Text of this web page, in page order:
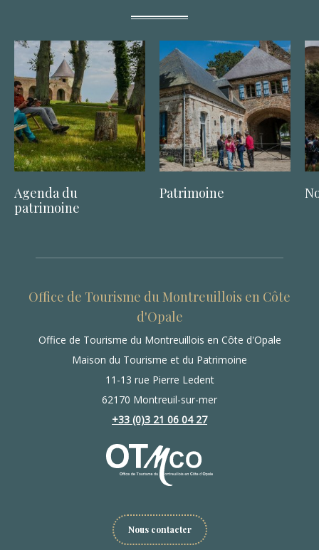
Agenda du
patrimoine
Patrimoine
Office de Tourisme du Montreuillois en Côte
d'Opale
Office de Tourisme du Montreuillois en Côte d'Opale
Maison du Tourisme et du Patrimoine
11-13 rue Pierre Ledent
62170 Montreuil-sur-mer
+33 (0)3 21 06 04 27
Nous contacter